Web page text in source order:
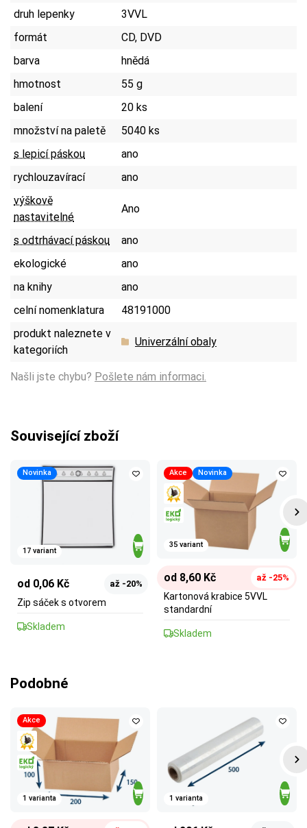
druh lepenky
3VVL
formát
CD, DVD
barva
hnědá
hmotnost
55 g
balení
20 ks
množství na paletě
5040 ks
s lepicí páskou
ano
rychlouzavírací
ano
výškově
nastavitelné
Ano
s odtrhávací páskou
ano
ekologické
ano
na knihy
ano
celní nomenklatura
48191000
produkt naleznete v
kategoriích
Univerzální obaly
Našli jste chybu? Pošlete nám informaci.
Související zboží
Novinka
17 variant
od 0,06 Kč až -20%
Zip sáček s otvorem
Skladem
Akce Novinka
35 variant
od 8,60 Kč až -25%
Kartonová krabice 5VVL
standardní
Skladem
Podobné
Akce
1 varianta 1 varianta